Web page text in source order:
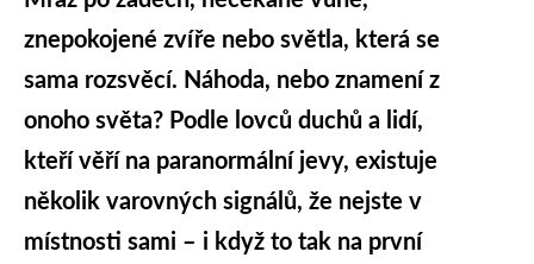
znepokojené zvíře nebo světla, která se
sama rozsvěcí. Náhoda, nebo znamení z
onoho světa? Podle lovců duchů a lidí,
kteří věří na paranormální jevy, existuje
několik varovných signálů, že nejste v
místnosti sami – i když to tak na první